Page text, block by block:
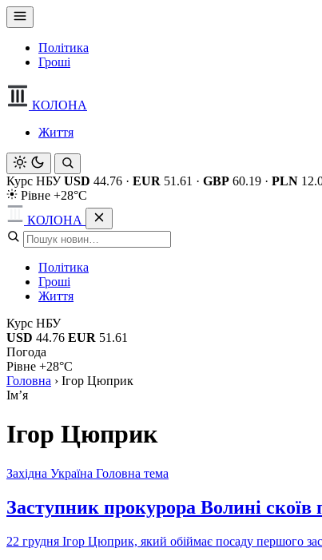
Політика
Гроші
КОЛОНА
Життя
Курс НБУ USD 44.76 · EUR 51.61 · GBP 60.19 · PLN
Рівне +28°C
КОЛОНА
Політика
Гроші
Життя
Курс НБУ
USD 44.76 EUR 51.61
Погода
Рівне +28°C
Головна › Ігор Цюприк
Імʼя
Ігор Цюприк
Західна Україна Головна тема
Заступник прокурора Волині
22 грудня Ігор Цюприк, який обіймає посаду першого